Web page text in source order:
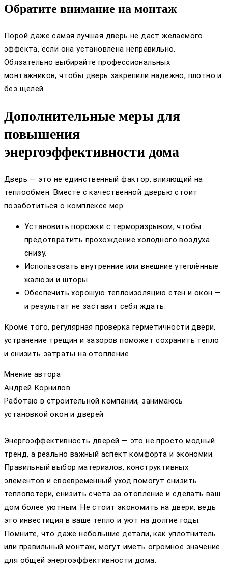
Обратите внимание на монтаж
Порой даже самая лучшая дверь не даст желаемого
эффекта, если она установлена неправильно.
Обязательно выбирайте профессиональных
монтажников, чтобы дверь закрепили надежно, плотно и
без щелей.
Дополнительные меры для
повышения
энергоэффективности дома
Дверь — это не единственный фактор, влияющий на
теплообмен. Вместе с качественной дверью стоит
позаботиться о комплексе мер:
Установить порожки с терморазрывом, чтобы
предотвратить прохождение холодного воздуха
снизу.
Использовать внутренние или внешние утеплённые
жалюзи и шторы.
Обеспечить хорошую теплоизоляцию стен и окон —
и результат не заставит себя ждать.
Кроме того, регулярная проверка герметичности двери,
устранение трещин и зазоров поможет сохранить тепло
и снизить затраты на отопление.
Мнение автора
Андрей Корнилов
Работаю в строительной компании, занимаюсь
установкой окон и дверей
Энергоэффективность дверей — это не просто модный
тренд, а реально важный аспект комфорта и экономии.
Правильный выбор материалов, конструктивных
элементов и своевременный уход помогут снизить
теплопотери, снизить счета за отопление и сделать ваш
дом более уютным. Не стоит экономить на двери, ведь
это инвестиция в ваше тепло и уют на долгие годы.
Помните, что даже небольшие детали, как уплотнитель
или правильный монтаж, могут иметь огромное значение
для общей энергоэффективности дома.